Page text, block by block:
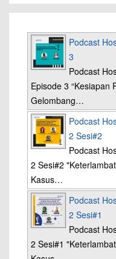
Podcast
3
Podcast
Episode 3 “Kesiapan
Gelombang…
Podcast
2 Sesi#2
Podcast
2 Sesi#2
Kasus…
Podcast
2 Sesi#1
Podcast
2 Sesi#1